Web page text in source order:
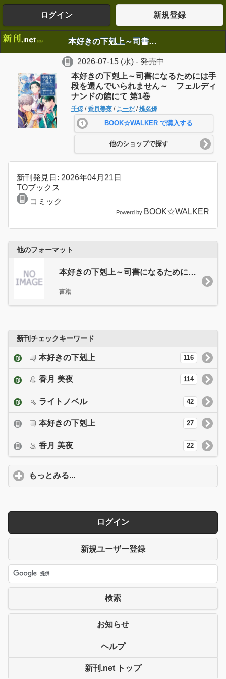
ログイン 新規登録
本好きの下剋上～司書になるためには手段を選んでいられません～ フェルディナンドの館にて 第1巻
2026-07-15(水)- 発売中
本好きの下剋上～司書になるためには手
段を選んでいられません～ フェルディ
ナンドの館にて 第1巻
千仮 /香月美夜 / こーだ/椎名優
BOOK☆WALKER で購入する
他のショップで探す
新刊発見日: 2026年04月21日
TOブックス
コミック
Powerd by BOOK☆WALKER
他のフォーマット
本好きの下剋上～司書になるためには手段を選んでいられません～ フェルディナンドの館にて 第1巻
書籍
新刊チェックキーワード
本好きの下剋上 116
香月 美夜 114
ライトノベル 42
本好きの下剋上 27
香月 美夜 22
もっとみる...
ログイン
新規ユーザー登録
検索
お知らせ
ヘルプ
新刊.net トップ